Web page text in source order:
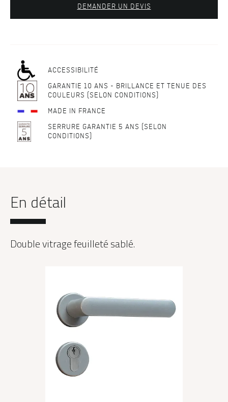
DEMANDER UN DEVIS
ACCESSIBILITÉ
GARANTIE 10 ANS - BRILLANCE ET TENUE DES
COULEURS (SELON CONDITIONS)
MADE IN FRANCE
SERRURE GARANTIE 5 ANS (SELON
CONDITIONS)
En détail
Double vitrage feuilleté sablé.